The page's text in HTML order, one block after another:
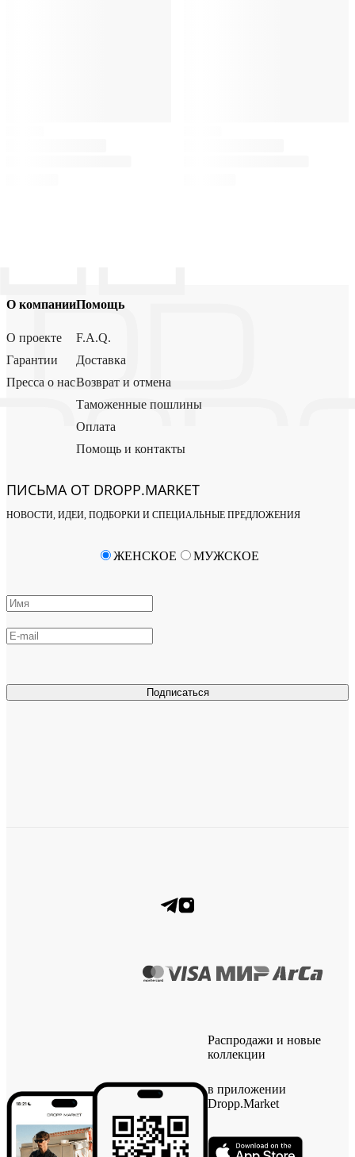
О компании
О проекте
Гарантии
Пресса о нас
Помощь
F.A.Q.
Доставка
Возврат и отмена
Таможенные пошлины
Оплата
Помощь и контакты
ПИСЬМА ОТ DROPP.MARKET
НОВОСТИ, ИДЕИ, ПОДБОРКИ И СПЕЦИАЛЬНЫЕ ПРЕДЛОЖЕНИЯ
Подписаться
ЖЕНСКОЕ МУЖСКОЕ
Распродажи и новые
коллекции
в приложении
Dropp.Market